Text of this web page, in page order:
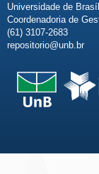
Universidade de
Coordenadoria de
(61) 3107-2683
repositorio@unb.br